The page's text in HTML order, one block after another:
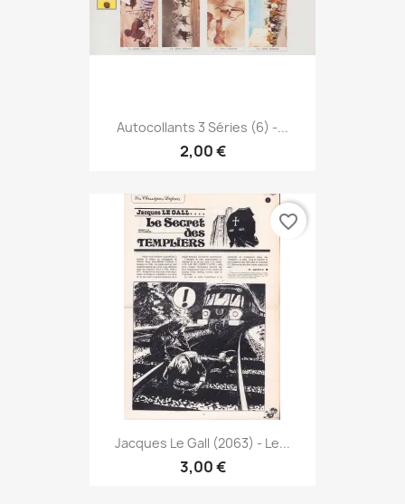
Autocollants 3 Séries (6) -...
2,00 €
Jacques Le Gall (2063) - Le...
3,00 €
favorite_border